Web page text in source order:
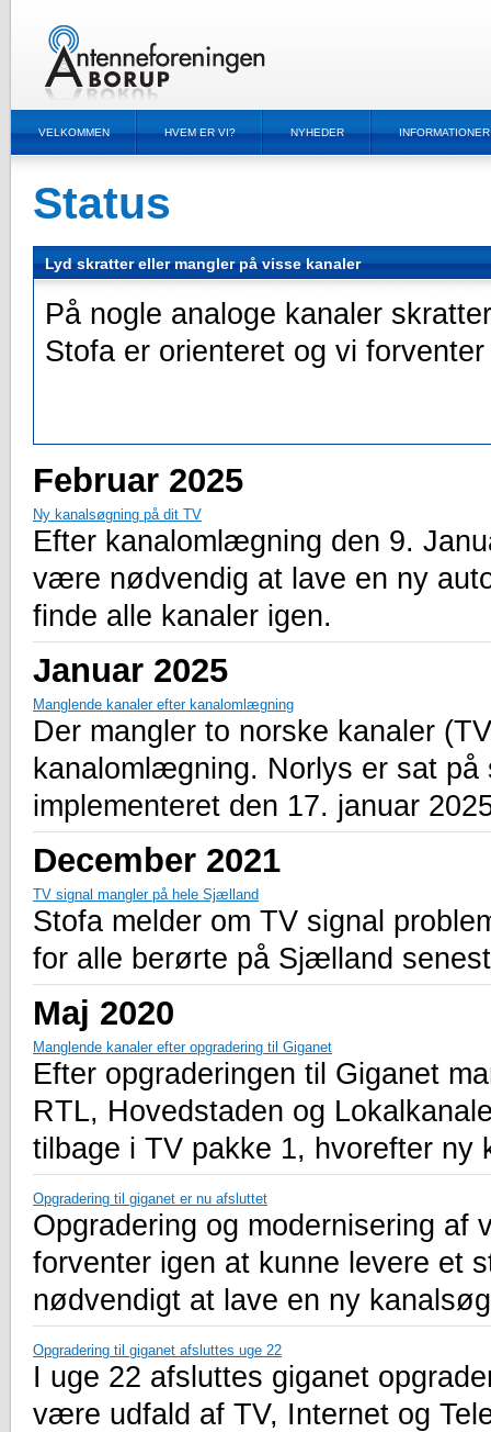
VELKOMMEN HVEM ER VI? NYHEDER INFORMATIONER
Status
Lyd skratter eller mangler på visse kanaler
På nogle analoge kanaler
Stofa er orienteret og vi
Februar 2025
Ny kanalsøgning på dit TV
Efter kanalomlægning den 9.
være nødvendig at lave en ny
finde alle kanaler igen.
Januar 2025
Manglende kanaler efter kanalomlægning
Der mangler to norske kanaler
kanalomlægning. Norlys er sat
implementeret den 17. januar
December 2021
TV signal mangler på hele Sjælland
Stofa melder om TV signal
for alle berørte på Sjælland
Maj 2020
Manglende kanaler efter opgradering til Giganet
Efter opgraderingen til Giganet
RTL, Hovedstaden og
tilbage i TV pakke 1, hvorefter ny
Opgradering til giganet er nu afsluttet
Opgradering og modernisering af
forventer igen at kunne levere et
nødvendigt at lave en ny
Opgradering til giganet afsluttes uge 22
I uge 22 afsluttes giganet
være udfald af TV, Internet og